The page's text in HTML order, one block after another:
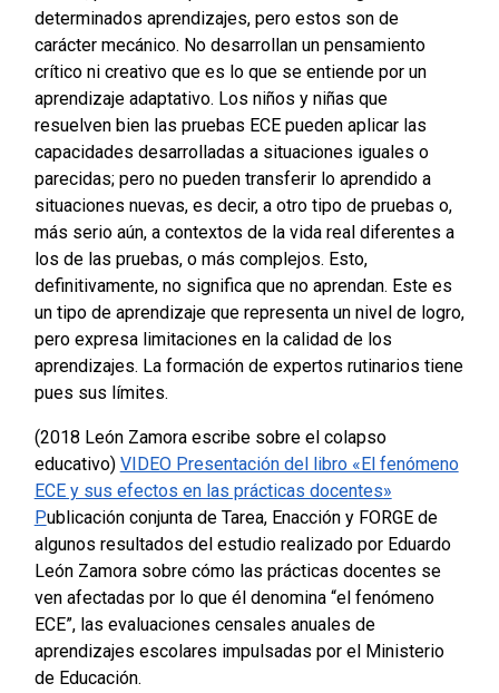
determinados aprendizajes, pero estos son de
carácter mecánico. No desarrollan un pensamiento
crítico ni creativo que es lo que se entiende por un
aprendizaje adaptativo. Los niños y niñas que
resuelven bien las pruebas ECE pueden aplicar las
capacidades desarrolladas a situaciones iguales o
parecidas; pero no pueden transferir lo aprendido a
situaciones nuevas, es decir, a otro tipo de pruebas o,
más serio aún, a contextos de la vida real diferentes a
los de las pruebas, o más complejos. Esto,
definitivamente, no significa que no aprendan. Este es
un tipo de aprendizaje que representa un nivel de logro,
pero expresa limitaciones en la calidad de los
aprendizajes. La formación de expertos rutinarios tiene
pues sus límites.
(2018 León Zamora escribe sobre el colapso
educativo) VIDEO Presentación del libro «El fenómeno
ECE y sus efectos en las prácticas docentes»
Publicación conjunta de Tarea, Enacción y FORGE de
algunos resultados del estudio realizado por Eduardo
León Zamora sobre cómo las prácticas docentes se
ven afectadas por lo que él denomina “el fenómeno
ECE”, las evaluaciones censales anuales de
aprendizajes escolares impulsadas por el Ministerio
de Educación.